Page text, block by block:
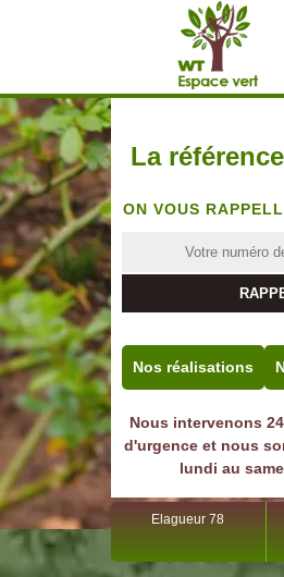
La
ON VOUS
Nos réalisations
Nous intervenons
d'urgence et nous
lundi au
Elagueur 78